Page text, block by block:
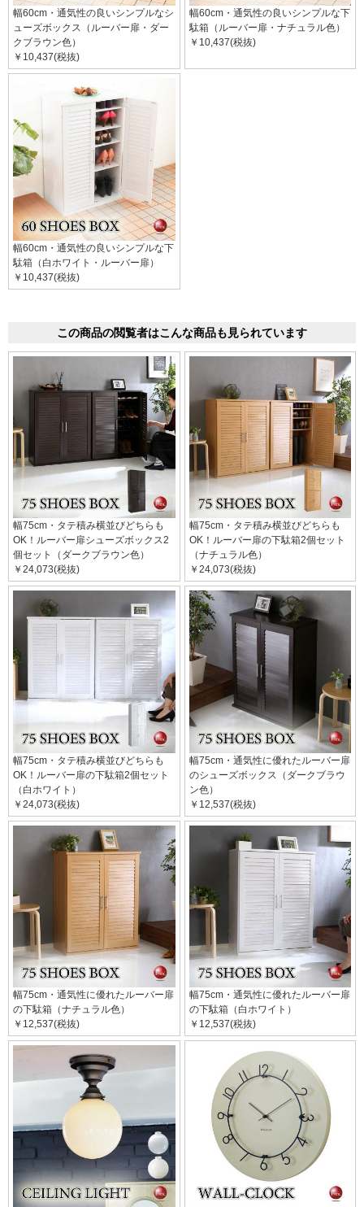
幅60cm・通気性の良いシンプルなシ
ューズボックス（ルーバー扉・ダー
クブラウン色）
￥10,437(税抜)
幅60cm・通気性の良いシンプルな下
駄箱（ルーバー扉・ナチュラル色）
￥10,437(税抜)
幅60cm・通気性の良いシンプルな下
駄箱（白ホワイト・ルーバー扉）
￥10,437(税抜)
この商品の閲覧者はこんな商品も見られています
幅75cm・タテ積み横並びどちらも
OK！ルーバー扉シューズボックス2
個セット（ダークブラウン色）
￥24,073(税抜)
幅75cm・タテ積み横並びどちらも
OK！ルーバー扉の下駄箱2個セット
（ナチュラル色）
￥24,073(税抜)
幅75cm・タテ積み横並びどちらも
OK！ルーバー扉の下駄箱2個セット
（白ホワイト）
￥24,073(税抜)
幅75cm・通気性に優れたルーバー扉
のシューズボックス（ダークブラウ
ン色）
￥12,537(税抜)
幅75cm・通気性に優れたルーバー扉
の下駄箱（ナチュラル色）
￥12,537(税抜)
幅75cm・通気性に優れたルーバー扉
の下駄箱（白ホワイト）
￥12,537(税抜)